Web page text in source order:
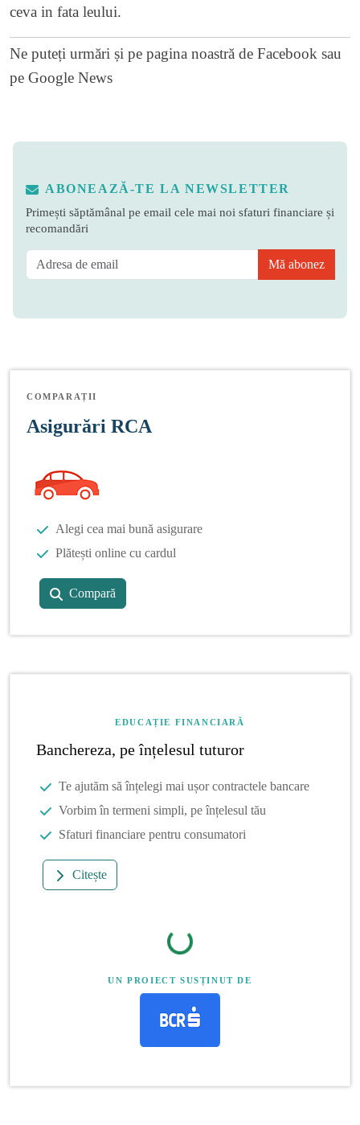
ceva in fata leului.
Ne puteți urmări și pe pagina noastră de Facebook sau
pe Google News
ABONEAZĂ-TE LA NEWSLETTER
Primești săptămânal pe email cele mai noi sfaturi financiare și
recomandări
Mă abonez
COMPARAȚII
Asigurări RCA
Alegi cea mai bună asigurare
Plătești online cu cardul
Compară
EDUCAȚIE FINANCIARĂ
Banchereza, pe înțelesul tuturor
Te ajutăm să înțelegi mai ușor contractele bancare
Vorbim în termeni simpli, pe înțelesul tău
Sfaturi financiare pentru consumatori
Citește
UN PROIECT SUSȚINUT DE